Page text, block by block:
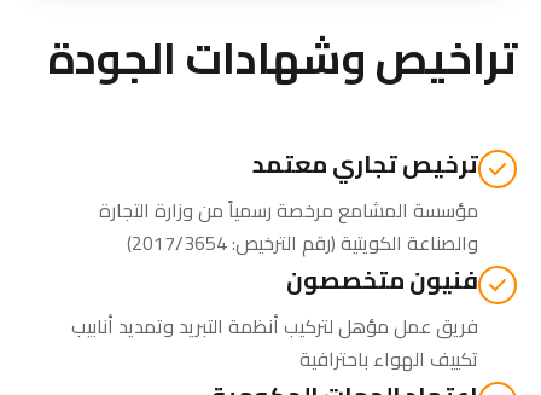
تراخيص وشهادات الجودة
ترخيص تجاري معتمد
مؤسسة المشامع مرخصة رسمياً منوزارة التجارة
والصناعة الكويتية(رقم الترخيص: 2017/3654)
فنيون متخصصون
فريق عمل مؤهل لتركيب أنظمة التبريد وتمديد أنابيب
تكييف الهواء باحترافية